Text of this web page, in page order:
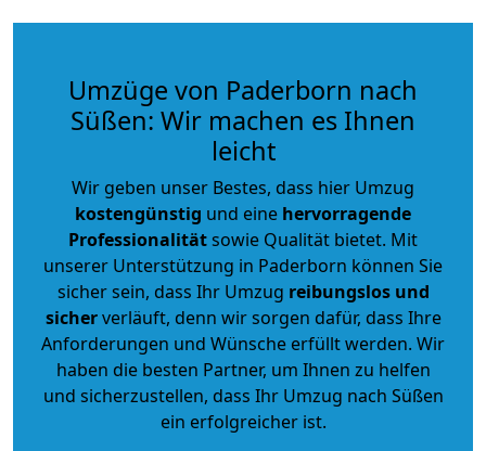
Umzüge von Paderborn nach
Süßen: Wir machen es Ihnen
leicht
Wir geben unser Bestes, dass hier Umzug
kostengünstig und eine hervorragende
Professionalitätsowie Qualität bietet. Mit
unserer Unterstützung in Paderborn können Sie
sicher sein, dass Ihr Umzug reibungslos und
sicherverläuft, denn wir sorgen dafür, dass Ihre
Anforderungen und Wünsche erfüllt werden. Wir
haben die besten Partner, um Ihnen zu helfen
und sicherzustellen, dass Ihr Umzug nach Süßen
ein erfolgreicher ist.